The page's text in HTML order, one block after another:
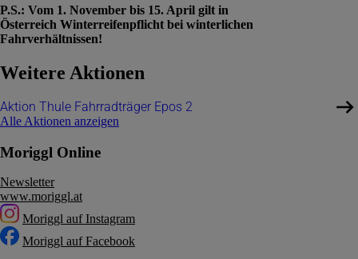
P.S.: Vom 1. November bis 15. April gilt in
Österreich Winterreifenpflicht bei winterlichen
Fahrverhältnissen!
Weitere Aktionen
Aktion Thule Fahrradträger Epos 2
Alle Aktionen anzeigen
Moriggl Online
Newsletter
www.moriggl.at
Moriggl auf Instagram
Moriggl auf Facebook